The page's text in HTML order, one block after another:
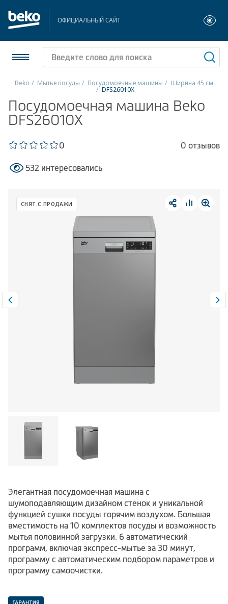
ОФИЦИАЛЬНЫЙ САЙТ
Холодильники и морозильники
Стиральные и сушильные машины
Посудомоечные машины
Плиты
Малая бытовая техника
Климатическая техника
Beko Мытье посуды Посудомоечные машины Ширина 45 см
DFS26010X
Посудомоечная машина Beko
DFS26010X
0 0 отзывов
532 интересовались
СНЯТ С ПРОДАЖИ
Элегантная посудомоечная машина с
шумоподавляющим дизайном стенок и уникальной
функцией сушки посуды горячим воздухом. Большая
вместимость на 10 комплектов посуды и возможность
мытья половинной загрузки. 6 автоматический
программ, включая экспресс-мытье за 30 минут,
программу с автоматическим подбором параметров и
программу самоочистки.